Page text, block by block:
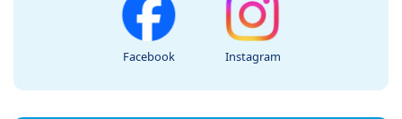
Facebook Instagram